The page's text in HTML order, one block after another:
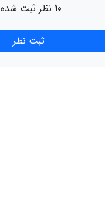
10 نظر ثبت شده
ثبت نظر